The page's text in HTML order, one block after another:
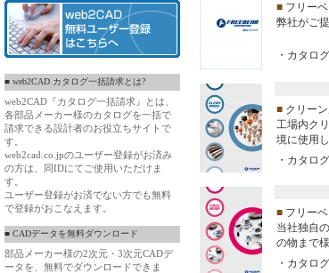
■ web2CAD カタログ一括請求とは?
web2CAD『カタログ一括請求』とは、
各部品メーカー様のカタログを一括で
請求できる設計者のお役立ちサイトで
す。
web2cad.co.jpのユーザー登録がお済み
の方は、同IDにてご使用いただけま
す。
ユーザー登録がお済でない方でも無料
で登録がおこなえます。
■ CADデータを無料ダウンロード
部品メーカー様の2次元・3次元CADデ
ータを、無料でダウンロードできま
■ フリー
弊社がご
・カタロ
■ クリー
工場内ク
境に使用
・カタロ
■ フリー
当社独自
の物まで
・カタロ